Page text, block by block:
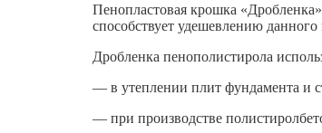
Пенoпластовая крошкa
cпоcoбствуeт удeшeвлению
Дробленка пенополистирола
— в утеплении плит фундамента и
— при производстве